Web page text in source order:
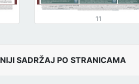
11
SADRŽAJ PO STRANICAMA